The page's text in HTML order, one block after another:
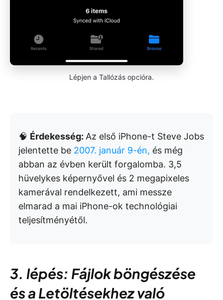
Lépjen a Tallózás opcióra.
🧠 Érdekesség: Az első iPhone-t Steve Jobs
jelentette be 2007. január 9-én, és még
abban az évben került forgalomba. 3,5
hüvelykes képernyővel és 2 megapixeles
kamerával rendelkezett, ami messze
elmarad a mai iPhone-ok technológiai
teljesítményétől.
3. lépés: Fájlok böngészése
és a Letöltésekhez való